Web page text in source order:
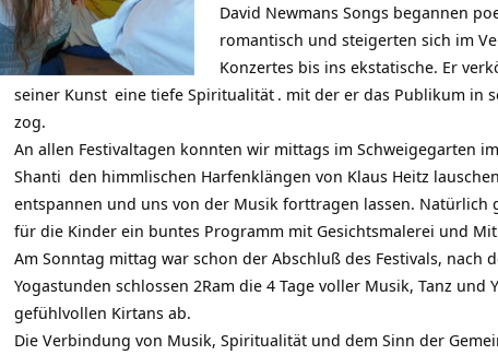
David Newmans Songs begannen
romantisch und steigerten sich im
Konzertes bis ins ekstatische. Er
seiner Kunst eine tiefe Spiritualität . mit der er das Publikum in
zog.
An allen Festivaltagen konnten wir mittags im Schweigegarten im
Shanti den himmlischen Harfenklängen von Klaus Heitz
entspannen und uns von der Musik forttragen lassen. Natürlich
für die Kinder ein buntes Programm mit Gesichtsmalerei und
Am Sonntag mittag war schon der Abschluß des Festivals, nach
Yogastunden schlossen 2Ram die 4 Tage voller Musik, Tanz und
gefühlvollen Kirtans ab.
Die Verbindung von Musik, Spiritualität und dem Sinn der